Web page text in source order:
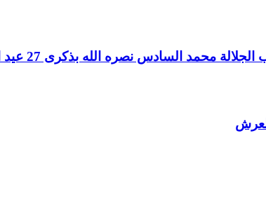
السادس نصره الله بذكرى 27 عيد العرش المجيد